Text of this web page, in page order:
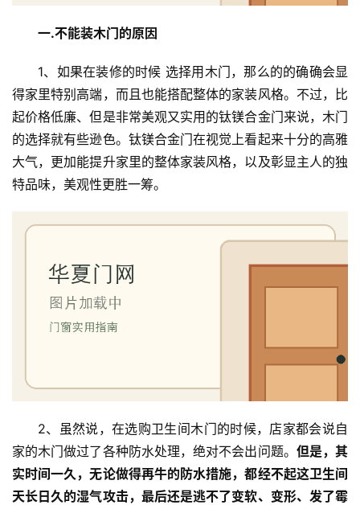
一.不能装木门的原因
1、如果在装修的时候 选择用木门，那么的的确确会显
得家里特别高端，而且也能搭配整体的家装风格。不过，比
起价格低廉、但是非常美观又实用的钛镁合金门来说，木门
的选择就有些逊色。钛镁合金门在视觉上看起来十分的高雅
大气，更加能提升家里的整体家装风格，以及彰显主人的独
特品味，美观性更胜一筹。
2、虽然说，在选购卫生间木门的时候，店家都会说自
家的木门做过了各种防水处理，绝对不会出问题。 但是，其
实时间一久，无论做得再牛的防水措施，都经不起这卫生间
天长日久的湿气攻击，最后还是逃不了变软、变形、发了霉